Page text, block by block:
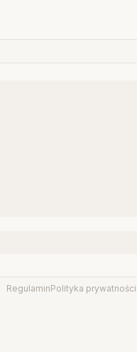
RegulaminPolityka prywatności